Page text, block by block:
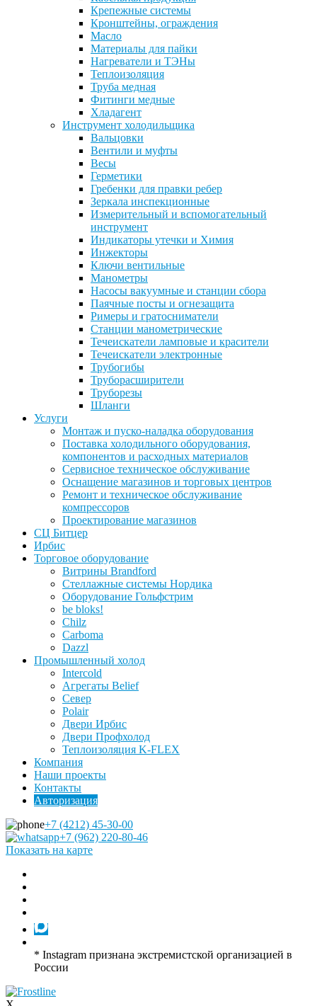
Крепежные системы
Кронштейны, ограждения
Масло
Материалы для пайки
Нагреватели и ТЭНы
Теплоизоляция
Труба медная
Фитинги медные
Хладагент
Инструмент холодильщика
Вальцовки
Вентили и муфты
Весы
Герметики
Гребенки для правки ребер
Зеркала инспекционные
Измерительный и вспомогательный
инструмент
Индикаторы утечки и Химия
Инжекторы
Ключи вентильные
Манометры
Насосы вакуумные и станции сбора
Паячные посты и огнезащита
Римеры и гратосниматели
Станции манометрические
Течеискатели ламповые и красители
Течеискатели электронные
Трубогибы
Труборасширители
Труборезы
Шланги
Услуги
Монтаж и пуско-наладка оборудования
Поставка холодильного оборудования,
компонентов и расходных материалов
Сервисное техническое обслуживание
Оснащение магазинов и торговых центров
Ремонт и техническое обслуживание
компрессоров
Проектирование магазинов
СЦ Битцер
Ирбис
Торговое оборудование
Витрины Brandford
Стеллажные системы Нордика
Оборудование Гольфстрим
be bloks!
Chilz
Carboma
Dazzl
Промышленный холод
Intercold
Агрегаты Belief
Север
Polair
Двери Ирбис
Двери Профхолод
Теплоизоляция K-FLEX
Компания
Наши проекты
Контакты
Авторизация
+7 (4212) 45-30-00
+7 (962) 220-80-46
Показать на карте
* Instagram признана экстремистской организацией в
России